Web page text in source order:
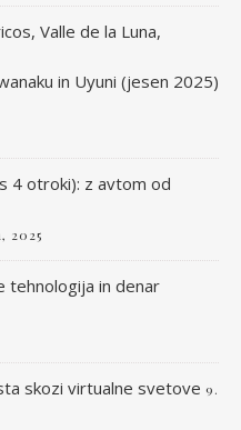
Valle de la Luna,
in Uyuni (jesen 2025)
4 otroki): z avtom od
2025
tehnologija in denar
skozi virtualne svetove 9.